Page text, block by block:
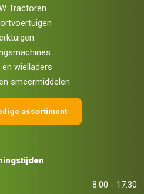
Tractoren
en wielladers
smeermiddelen
assortiment
8:00 - 17:30